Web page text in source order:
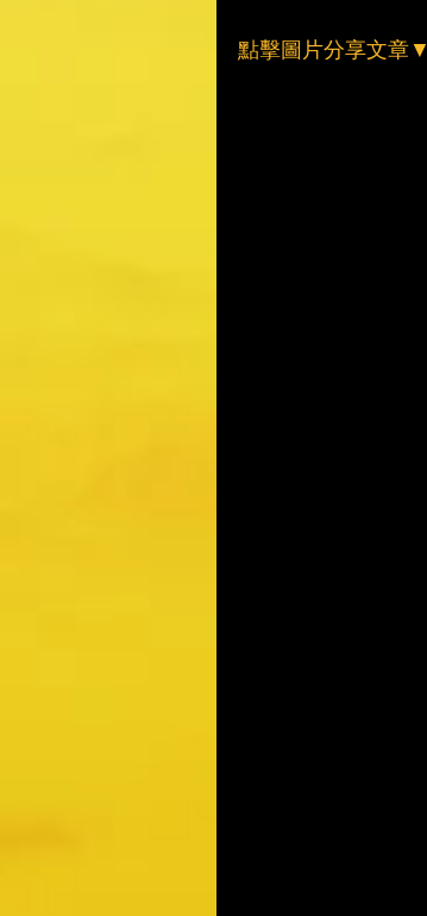
點擊圖片分享文章▼